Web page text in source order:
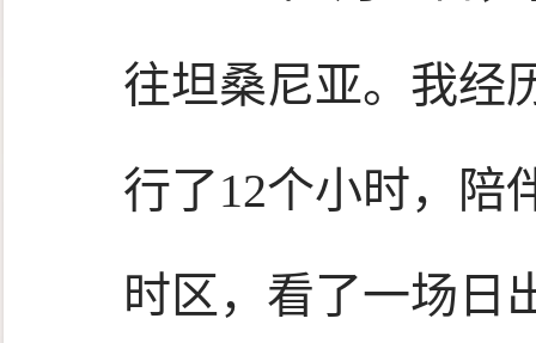
往坦桑尼亚。我经
行了12个小时，陪
时区，看了一场日